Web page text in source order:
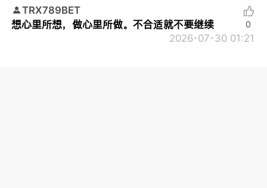
TRX789BET
想心里所想，做心里所做。不合适就不要继续
2026-07-30 01:21
0